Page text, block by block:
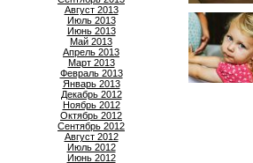
Август 2013
Июль 2013
Июнь 2013
Май 2013
Апрель 2013
Март 2013
Февраль 2013
Январь 2013
Декабрь 2012
Ноябрь 2012
Октябрь 2012
Сентябрь 2012
Август 2012
Июль 2012
Июнь 2012